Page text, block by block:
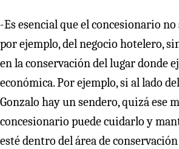
-Es esencial que el concesionario no
por ejemplo, del negocio hotelero,
en la conservación del lugar donde
económica. Por ejemplo, si al lado
Gonzalo hay un sendero, quizá ese
concesionario puede cuidarlo y
esté dentro del área de conservación